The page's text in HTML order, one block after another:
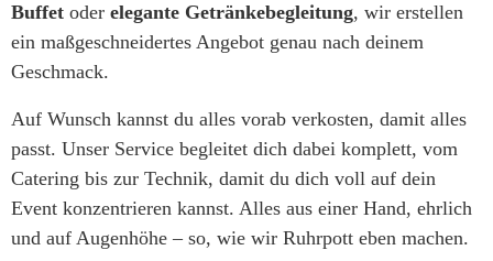
Buffet oder elegante Getränkebegleitung, wir erstellen
ein maßgeschneidertes Angebot genau nach deinem
Geschmack.
Auf Wunsch kannst du alles vorab verkosten, damit alles
passt. Unser Service begleitet dich dabei komplett, vom
Catering bis zur Technik, damit du dich voll auf dein
Event konzentrieren kannst. Alles aus einer Hand, ehrlich
und auf Augenhöhe – so, wie wir Ruhrpott eben machen.